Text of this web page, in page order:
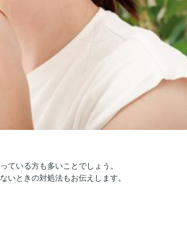
ている方も多いことでしょう。
いときの対処法もお伝えします。